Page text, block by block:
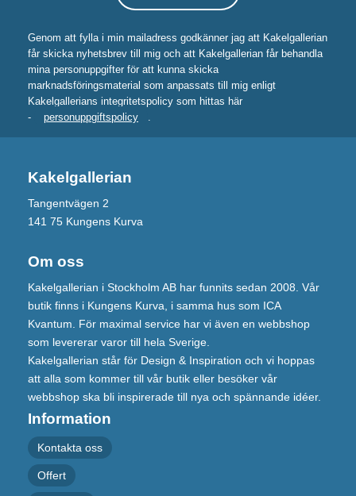
Genom att fylla i min mailadress godkänner jag att Kakelgallerian
får skicka nyhetsbrev till mig och att Kakelgallerian får behandla
mina personuppgifter för att kunna skicka
marknadsföringsmaterial som anpassats till mig enligt
Kakelgallerians integritetspolicy som hittas här
-
personuppgiftspolicy .
Kakelgallerian
Tangentvägen 2
141 75 Kungens Kurva
Om oss
Kakelgallerian i Stockholm AB har funnits sedan 2008. Vår
butik finns i Kungens Kurva, i samma hus som ICA
Kvantum. För maximal service har vi även en webbshop
som levererar varor till hela Sverige.
Kakelgallerian står för Design & Inspiration och vi hoppas
att alla som kommer till vår butik eller besöker vår
webbshop ska bli inspirerade till nya och spännande idéer.
Information
Kontakta oss
Offert